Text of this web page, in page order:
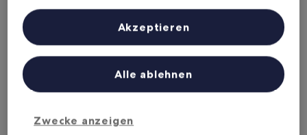
Spreepolis Boardinghaus
Spreepolis Boardinghaus
Inhalte, Messung von Werbeleistung und der Performance von Inhalten,
Zielgruppenforschung sowie Entwicklung und Verbesserung von
Liste der Partner (Lieferanten)
Zwecke anzeigen
Alle ablehnen
Akzeptieren